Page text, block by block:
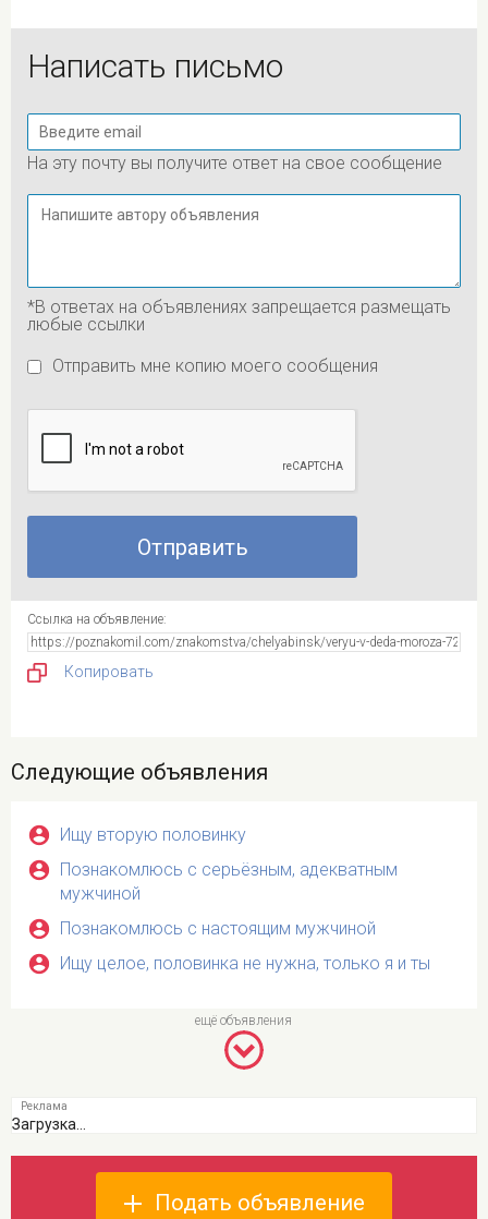
Написать письмо
На эту почту вы получите ответ на свое сообщение
*В ответах на объявлениях запрещается размещать
любые ссылки
Отправить мне копию моего сообщения
Ссылка на объявление:
Копировать
Следующие объявления
Ищу вторую половинку
Познакомлюсь с серьёзным, адекватным
мужчиной
Познакомлюсь с настоящим мужчиной
Ищу целое, половинка не нужна, только я и ты
Загрузка...
Подать объявление